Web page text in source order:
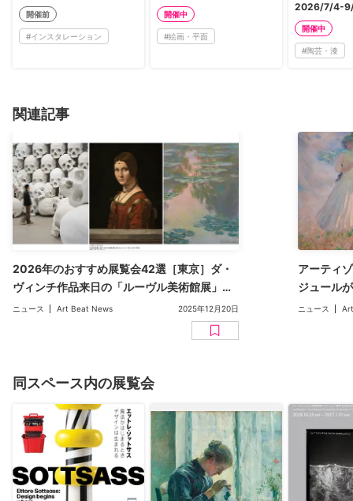
開催前
#インスタレーション
開催中
#絵画・平面
2026/7/4-
開催中
#陶芸・漆
関連記事
2026年のおすすめ展覧会42選［東京］ダ・
ヴィンチ作品来日の「ルーヴル美術館展」か
ら「モネ展」「ロン・ミュエク展」まで
ニュース Art Beat News 2025年12月20日
アーティ
ジュール
トレ・ソ
ニュース
同スペース内の展覧会